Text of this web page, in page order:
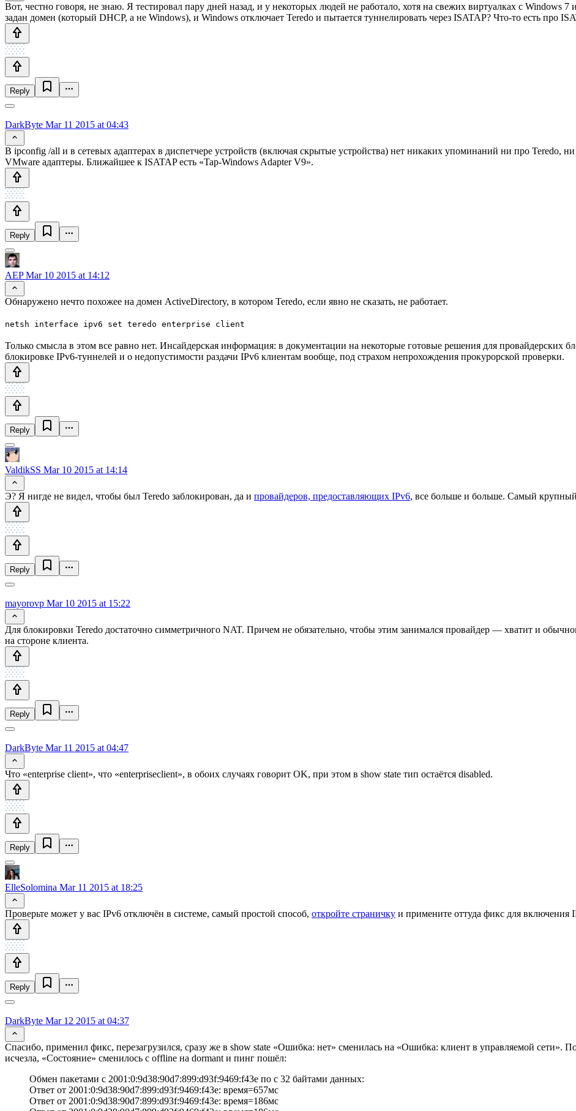
Вот, честно говоря, не знаю. Я тестировал пару дней назад, и у некоторых людей не работало, хотя на свежих виртуалках с Windows
задан домен (который DHCP, а не Windows), и Windows отключает Teredo и пытается туннелировать через ISATAP? Что-то есть про
Reply
DarkByte Mar 11 2015 at 04:43
В ipconfig /all и в сетевых адаптерах в диспетчере устройств (включая скрытые устройства) нет никаких упоминаний ни про Teredo,
VMware адаптеры. Ближайшее к ISATAP есть «Tap-Windows Adapter V9».
Reply
AEPMar 10 2015 at 14:12
Обнаружено нечто похожее на домен ActiveDirectory, в котором Teredo, если явно не сказать, не работает.
netsh interface ipv6 set teredo enterprise client
Только смысла в этом все равно нет. Инсайдерская информация: в документации на некоторые готовые решения для провайдерских
блокировке IPv6-туннелей и о недопустимости раздачи IPv6 клиентам вообще, под страхом непрохождения прокурорской проверки.
Reply
ValdikSS Mar 10 2015 at 14:14
Э? Я нигде не видел, чтобы был Teredo заблокирован, да и провайдеров, предоставляющих IPv6, все больше и больше. Самый
Reply
mayorovp Mar 10 2015 at 15:22
Для блокировки Teredo достаточно симметричного NAT. Причем не обязательно, чтобы этим занимался провайдер — хватит и
на стороне клиента.
Reply
DarkByte Mar 11 2015 at 04:47
Что «enterprise client», что «enterpriseclient», в обоих случаях говорит OK, при этом в show state тип остаётся disabled.
Reply
ElleSolomina Mar 11 2015 at 18:25
Проверьте может у вас IPv6 отключён в системе, самый простой способ, откройте страничку и примените оттуда фикс для включения
Reply
DarkByte Mar 12 2015 at 04:37
Спасибо, применил фикс, перезагрузился, сразу же в show state «Ошибка: нет» сменилась на «Ошибка: клиент в управляемой сети».
исчезла, «Состояние» сменилось с offline на dormant и пинг пошёл:
Обмен пакетами с 2001:0:9d38:90d7:899:d93f:9469:f43e по с 32 байтами данных:
Ответ от 2001:0:9d38:90d7:899:d93f:9469:f43e: время=657мс
Ответ от 2001:0:9d38:90d7:899:d93f:9469:f43e: время=186мс